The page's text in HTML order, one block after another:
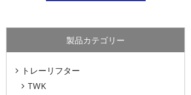
製品カテゴリー
トレーリフター
TWK